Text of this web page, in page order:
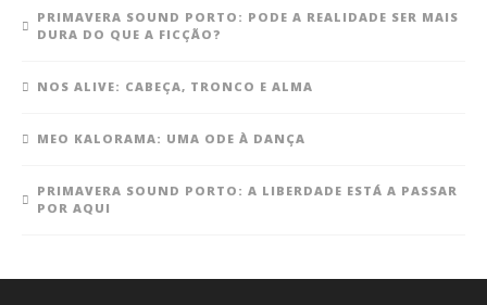
PRIMAVERA SOUND PORTO: PODE A REALIDADE SER MAIS
DURA DO QUE A FICÇÃO?
NOS ALIVE: CABEÇA, TRONCO E ALMA
MEO KALORAMA: UMA ODE À DANÇA
PRIMAVERA SOUND PORTO: A LIBERDADE ESTÁ A PASSAR
POR AQUI